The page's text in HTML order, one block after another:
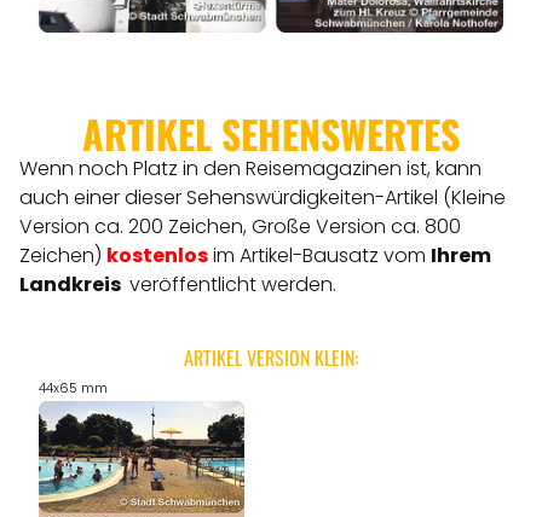
ARTIKEL SEHENSWERTES
Wenn noch Platz in den Reisemagazinen ist, kann
auch einer dieser Sehenswürdigkeiten-Artikel (Kleine
Version ca. 200 Zeichen, Große Version ca. 800
Zeichen) kostenlosim Artikel-Bausatz vom Ihrem
Landkreis veröffentlicht werden.
ARTIKEL VERSION KLEIN:
44x65 mm